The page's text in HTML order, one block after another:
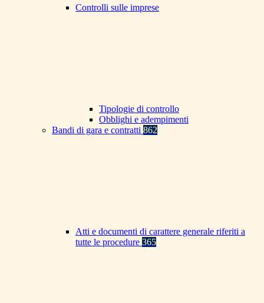
Controlli sulle imprese
Tipologie di controllo
Obblighi e adempimenti
Bandi di gara e contratti 862
Atti e documenti di carattere generale riferiti a
tutte le procedure 365